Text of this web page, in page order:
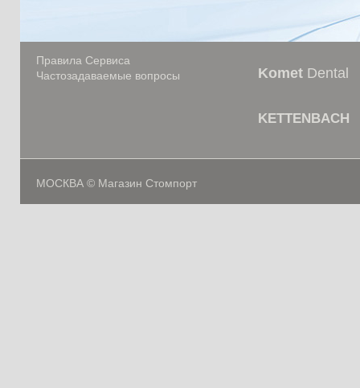
Правила Сервиса
Частозадаваемые вопросы
Komet Dental
KETTENBACH
МОСКВА © Магазин Стомпорт